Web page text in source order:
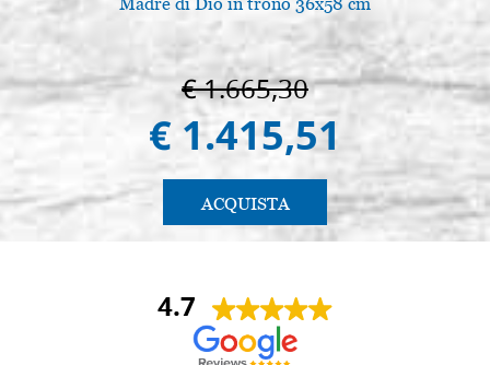
€ 1.665,30
€ 1.415,51
ACQUISTA
4.7